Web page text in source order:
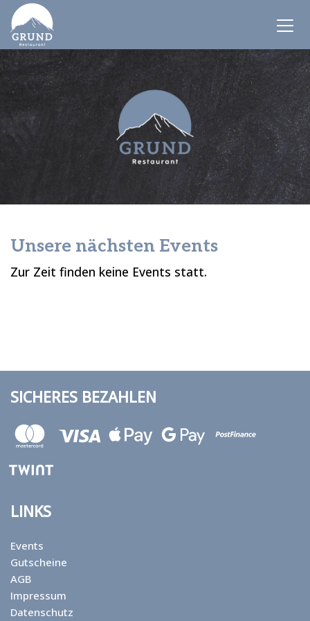
Unsere nächsten Events
Zur Zeit finden keine Events statt.
SICHERES BEZAHLEN
LINKS
Events
Gutscheine
AGB
Impressum
Datenschutz